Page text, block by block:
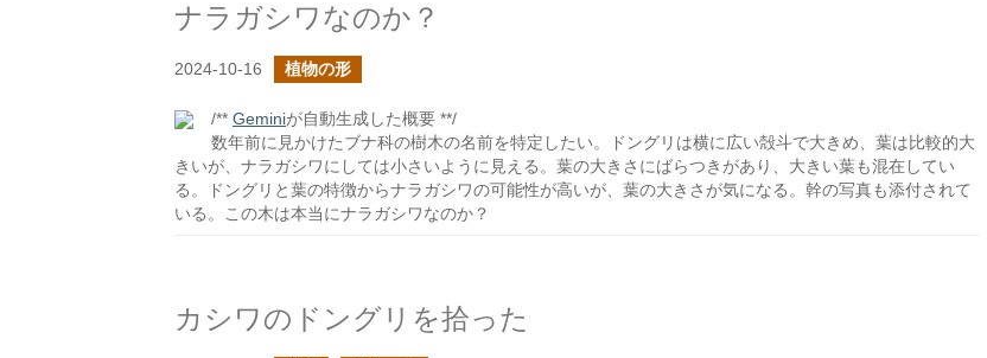
ナラガシワなのか？
2024-10-16 植物の形
/** Geminiが自動生成した概要 **/
数年前に見かけたブナ科の樹木の名前を特定したい。ドングリは横に広い殻斗で大きめ、葉は比較的大
きいが、ナラガシワにしては小さいように見える。葉の大きさにばらつきがあり、大きい葉も混在してい
る。ドングリと葉の特徴からナラガシワの可能性が高いが、葉の大きさが気になる。幹の写真も添付されて
いる。この木は本当にナラガシワなのか？
カシワのドングリを拾った